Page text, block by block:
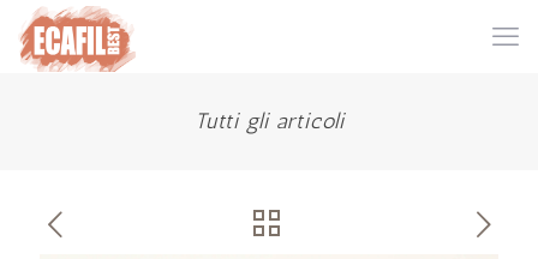
Tutti gli articoli